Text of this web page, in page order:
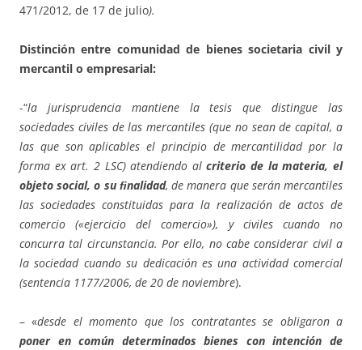
471/2012, de 17 de julio).
Distinción entre comunidad de bienes societaria civil y
mercantil o empresarial:
-“la jurisprudencia mantiene la tesis que distingue las
sociedades civiles de las mercantiles (que no sean de capital, a
las que son aplicables el principio de mercantilidad por la
forma ex art. 2 LSC) atendiendo alcriterio de la materia, el
objeto social, o su ﬁnalidad, de manera que serán mercantiles
las sociedades constituidas para la realización de actos de
comercio («ejercicio del comercio»), y civiles cuando no
concurra tal circunstancia. Por ello, no cabe considerar civil a
la sociedad cuando su dedicación es una actividad comercial
(sentencia 1177/2006, de 20 de noviembre).
– «desde el momento que los contratantes se obligaron a
poner en común determinados bienes con intención de